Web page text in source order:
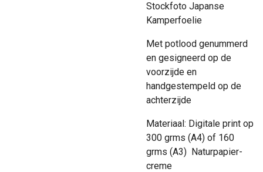
Stockfoto Japanse
Kamperfoelie
Met potlood genummerd
en gesigneerd op de
voorzijde en
handgestempeld op de
achterzijde
Materiaal: Digitale print op
300 grms (A4) of 160
grms (A3) Naturpapier-
creme